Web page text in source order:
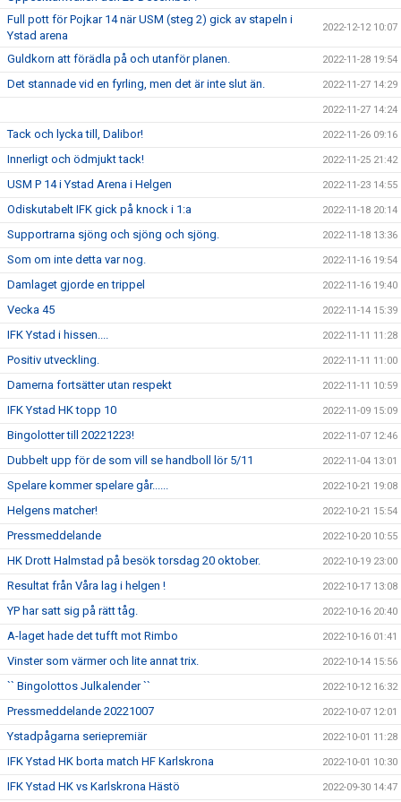
Full pott för Pojkar 14 när USM (steg 2) gick av stapeln i
Ystad arena
2022-12-12 10:07
Guldkorn att förädla på och utanför planen. 2022-11-28 19:54
Det stannade vid en fyrling, men det är inte slut än. 2022-11-27 14:29
2022-11-27 14:24
Tack och lycka till, Dalibor! 2022-11-26 09:16
Innerligt och ödmjukt tack! 2022-11-25 21:42
USM P 14 i Ystad Arena i Helgen 2022-11-23 14:55
Odiskutabelt IFK gick på knock i 1:a 2022-11-18 20:14
Supportrarna sjöng och sjöng och sjöng. 2022-11-18 13:36
Som om inte detta var nog. 2022-11-16 19:54
Damlaget gjorde en trippel 2022-11-16 19:40
Vecka 45 2022-11-14 15:39
IFK Ystad i hissen.... 2022-11-11 11:28
Positiv utveckling. 2022-11-11 11:00
Damerna fortsätter utan respekt 2022-11-11 10:59
IFK Ystad HK topp 10 2022-11-09 15:09
Bingolotter till 20221223! 2022-11-07 12:46
Dubbelt upp för de som vill se handboll lör 5/11 2022-11-04 13:01
Spelare kommer spelare går...... 2022-10-21 19:08
Helgens matcher! 2022-10-21 15:54
Pressmeddelande 2022-10-20 10:55
HK Drott Halmstad på besök torsdag 20 oktober. 2022-10-19 23:00
Resultat från Våra lag i helgen ! 2022-10-17 13:08
YP har satt sig på rätt tåg. 2022-10-16 20:40
A-laget hade det tufft mot Rimbo 2022-10-16 01:41
Vinster som värmer och lite annat trix. 2022-10-14 15:56
`` Bingolottos Julkalender `` 2022-10-12 16:32
Pressmeddelande 20221007 2022-10-07 12:01
Ystadpågarna seriepremiär 2022-10-01 11:28
IFK Ystad HK borta match HF Karlskrona 2022-10-01 10:30
IFK Ystad HK vs Karlskrona Hästö 2022-09-30 14:47